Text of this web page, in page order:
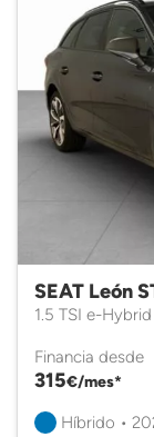
SEAT León
1.5 TSI e-
Financia desde
315€/mes*
Híbrido •